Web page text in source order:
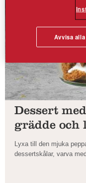
Dessert
grädde och
Lyxa till den mjuka
dessertskålar, varva
Avvisa alla